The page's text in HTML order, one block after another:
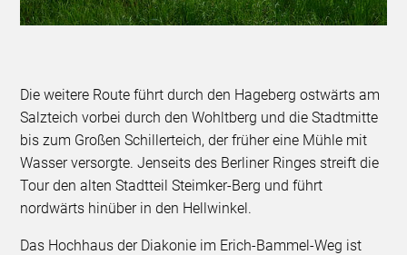
Die weitere Route führt durch den Hageberg ostwärts am
Salzteich vorbei durch den Wohltberg und die Stadtmitte
bis zum Großen Schillerteich, der früher eine Mühle mit
Wasser versorgte. Jenseits des Berliner Ringes streift die
Tour den alten Stadtteil Steimker-Berg und führt
nordwärts hinüber in den Hellwinkel.
Das Hochhaus der Diakonie im Erich-Bammel-Weg ist